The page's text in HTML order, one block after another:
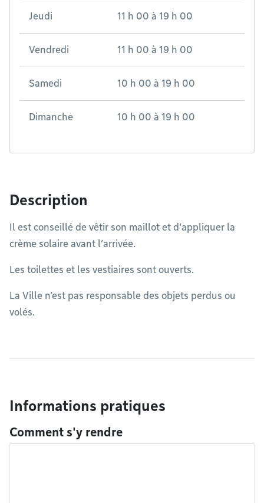
Jeudi 11 h 00 à 19 h 00
Vendredi 11 h 00 à 19 h 00
Samedi 10 h 00 à 19 h 00
Dimanche 10 h 00 à 19 h 00
Description
Il est conseillé de vêtir son maillot et d’appliquer la
crème solaire avant l’arrivée.
Les toilettes et les vestiaires sont ouverts.
La Ville n’est pas responsable des objets perdus ou
volés.
Informations pratiques
Comment s'y rendre